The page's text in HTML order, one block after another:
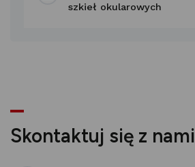
szkieł okularowych
Skontaktuj się z nami